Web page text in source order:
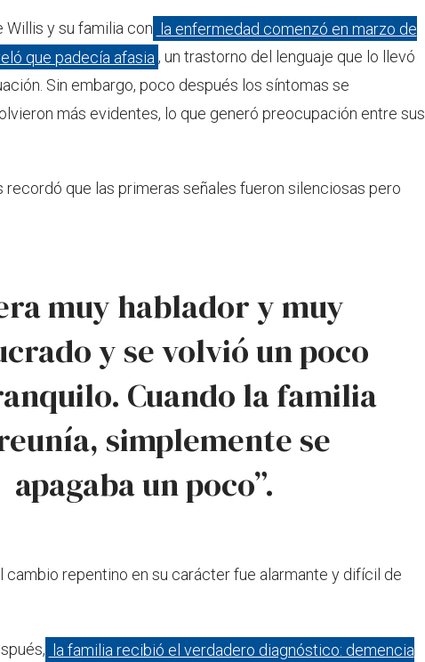
Willis y su familia con la enfermedad comenzó en marzo de
que padecía afasia , un trastorno del lenguaje que lo llevó
Sin embargo, poco después los síntomas se
más evidentes, lo que generó preocupación entre sus
recordó que las primeras señales fueron silenciosas pero
muy hablador y muy
y se volvió un poco
Cuando la familia
simplemente se
apagaba un poco”.
cambio repentino en su carácter fue alarmante y difícil de
la familia recibió el verdadero diagnóstico: demencia